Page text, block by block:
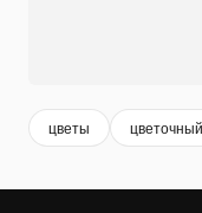
цветы цветочный